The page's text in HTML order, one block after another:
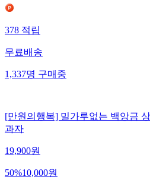
378적립
무료배송
1,337명구매중
[만원의행복] 밀가루없는 백앙금
과자
19,900원
50%10,000원